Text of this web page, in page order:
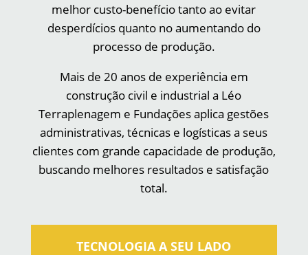
melhor custo-benefício tanto ao evitar
desperdícios quanto no aumentando do
processo de produção.
Mais de 20 anos de experiência em
construção civil e industrial a Léo
Terraplenagem e Fundações aplica gestões
administrativas, técnicas e logísticas a seus
clientes com grande capacidade de produção,
buscando melhores resultados e satisfação
total.
TECNOLOGIA A SEU LADO